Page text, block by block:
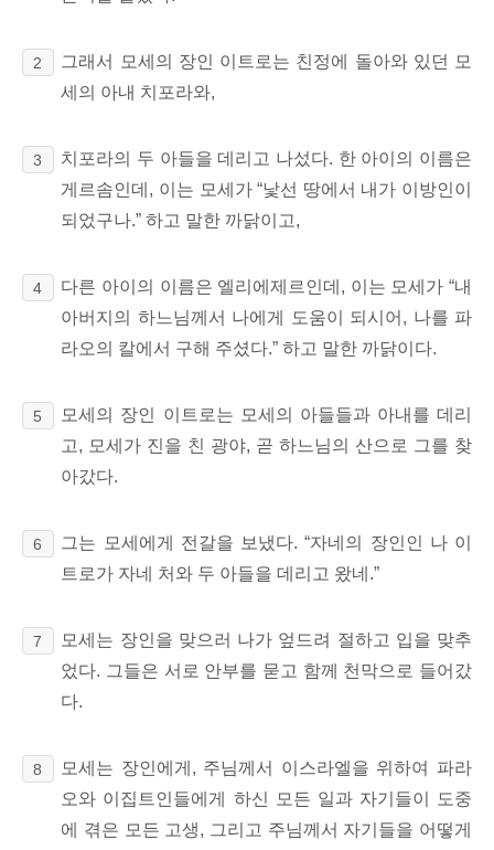
2
그래서 모세의 장인 이트로는 친정에 돌아와 있던 모
세의 아내 치포라와,
3
치포라의 두 아들을 데리고 나섰다. 한 아이의 이름은
게르솜인데, 이는 모세가 “낯선 땅에서 내가 이방인이
되었구나.” 하고 말한 까닭이고,
4 다른 아이의 이름은 엘리에제르인데, 이는 모세가 “내
아버지의 하느님께서 나에게 도움이 되시어, 나를 파
라오의 칼에서 구해 주셨다.” 하고 말한 까닭이다.
5
모세의 장인 이트로는 모세의 아들들과 아내를 데리
고, 모세가 진을 친 광야, 곧 하느님의 산으로 그를 찾
아갔다.
6 그는 모세에게 전갈을 보냈다. “자네의 장인인 나 이
트로가 자네 처와 두 아들을 데리고 왔네.”
7
모세는 장인을 맞으러 나가 엎드려 절하고 입을 맞추
었다. 그들은 서로 안부를 묻고 함께 천막으로 들어갔
다.
8
모세는 장인에게, 주님께서 이스라엘을 위하여 파라
오와 이집트인들에게 하신 모든 일과 자기들이 도중
에 겪은 모든 고생, 그리고 주님께서 자기들을 어떻게